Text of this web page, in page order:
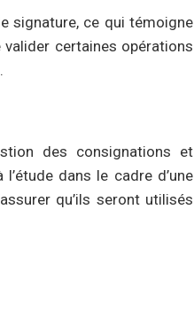
signature, ce qui témoigne
certaines opérations
des consignations et
dans le cadre d’une
qu’ils seront utilisés